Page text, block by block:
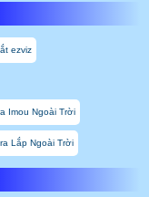
ezviz
Imou Ngoài Trời
Lắp Ngoài Trời